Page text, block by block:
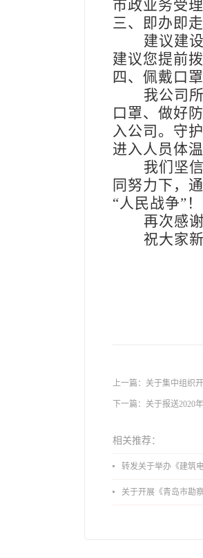
市政业务受
三、即办即
建议建
建议您提前
四、佩戴口
我公司
口罩、做好
入公司。守
进入人员体
我们坚
同努力下，
“人民战争”！
再次感
祝大家
上一篇： 关于集中组织
下一篇： 关于报送2020
相关推荐：
转发关于举办《建筑电气与智能化通
关于开展《青岛市勘察设计行业从业人员行为导则》、《青